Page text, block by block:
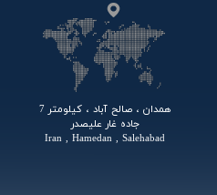
همدان ، صالح آباد ، کیلومتر 7
جاده غار علیصدر
Iran , Hamedan , Salehabad